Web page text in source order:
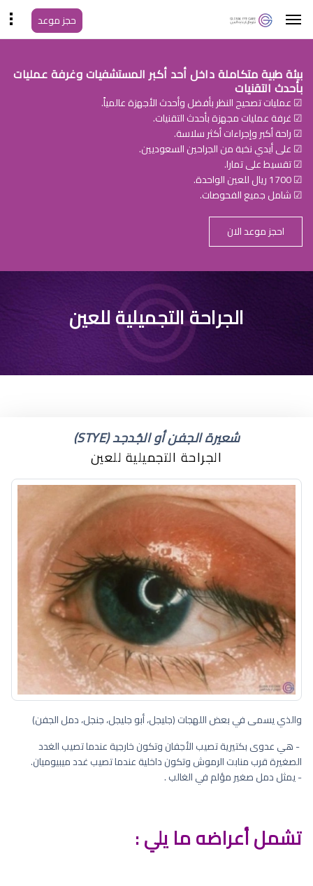
حجز موعد
بيئة طبية متكاملة داخل أحد أكبر المستشفيات وغرفة عمليات
بأحدث التقنيات
☑ عمليات تصحيح النظر بأفضل وأحدث الأجهزة عالمياً.
☑ غرفة عمليات مجهزة بأحدث التقنيات.
☑ راحة أكبر وإجراءات أكثر سلاسة.
☑ على أيدي نخبة من الجراحين السعوديين.
☑ تقسيط على تمارا.
☑ 1700 ريال للعين الواحدة.
☑ شامل جميع الفحوصات.
احجز موعد الان
عملية رفع الحواجب
بالرياض
الجراحة التجميلية للعين
شعيرة الجفن أو الجُدجد (STYE)
الجراحة التجميلية للعين
والذي يسمى في بعض اللهجات (جليجل، أبو جليجل، جنجل، دمل الجفن)
- هي عدوى بكتيرية تصيب الأجفان وتكون خارجية عندما تصيب الغدد
الصغيرة قرب منابت الرموش وتكون داخلية عندما تصيب غدد ميبيوميان.
- يمثل دمل صغير مؤلم في الغالب .
تشمل أعراضه ما يلي :